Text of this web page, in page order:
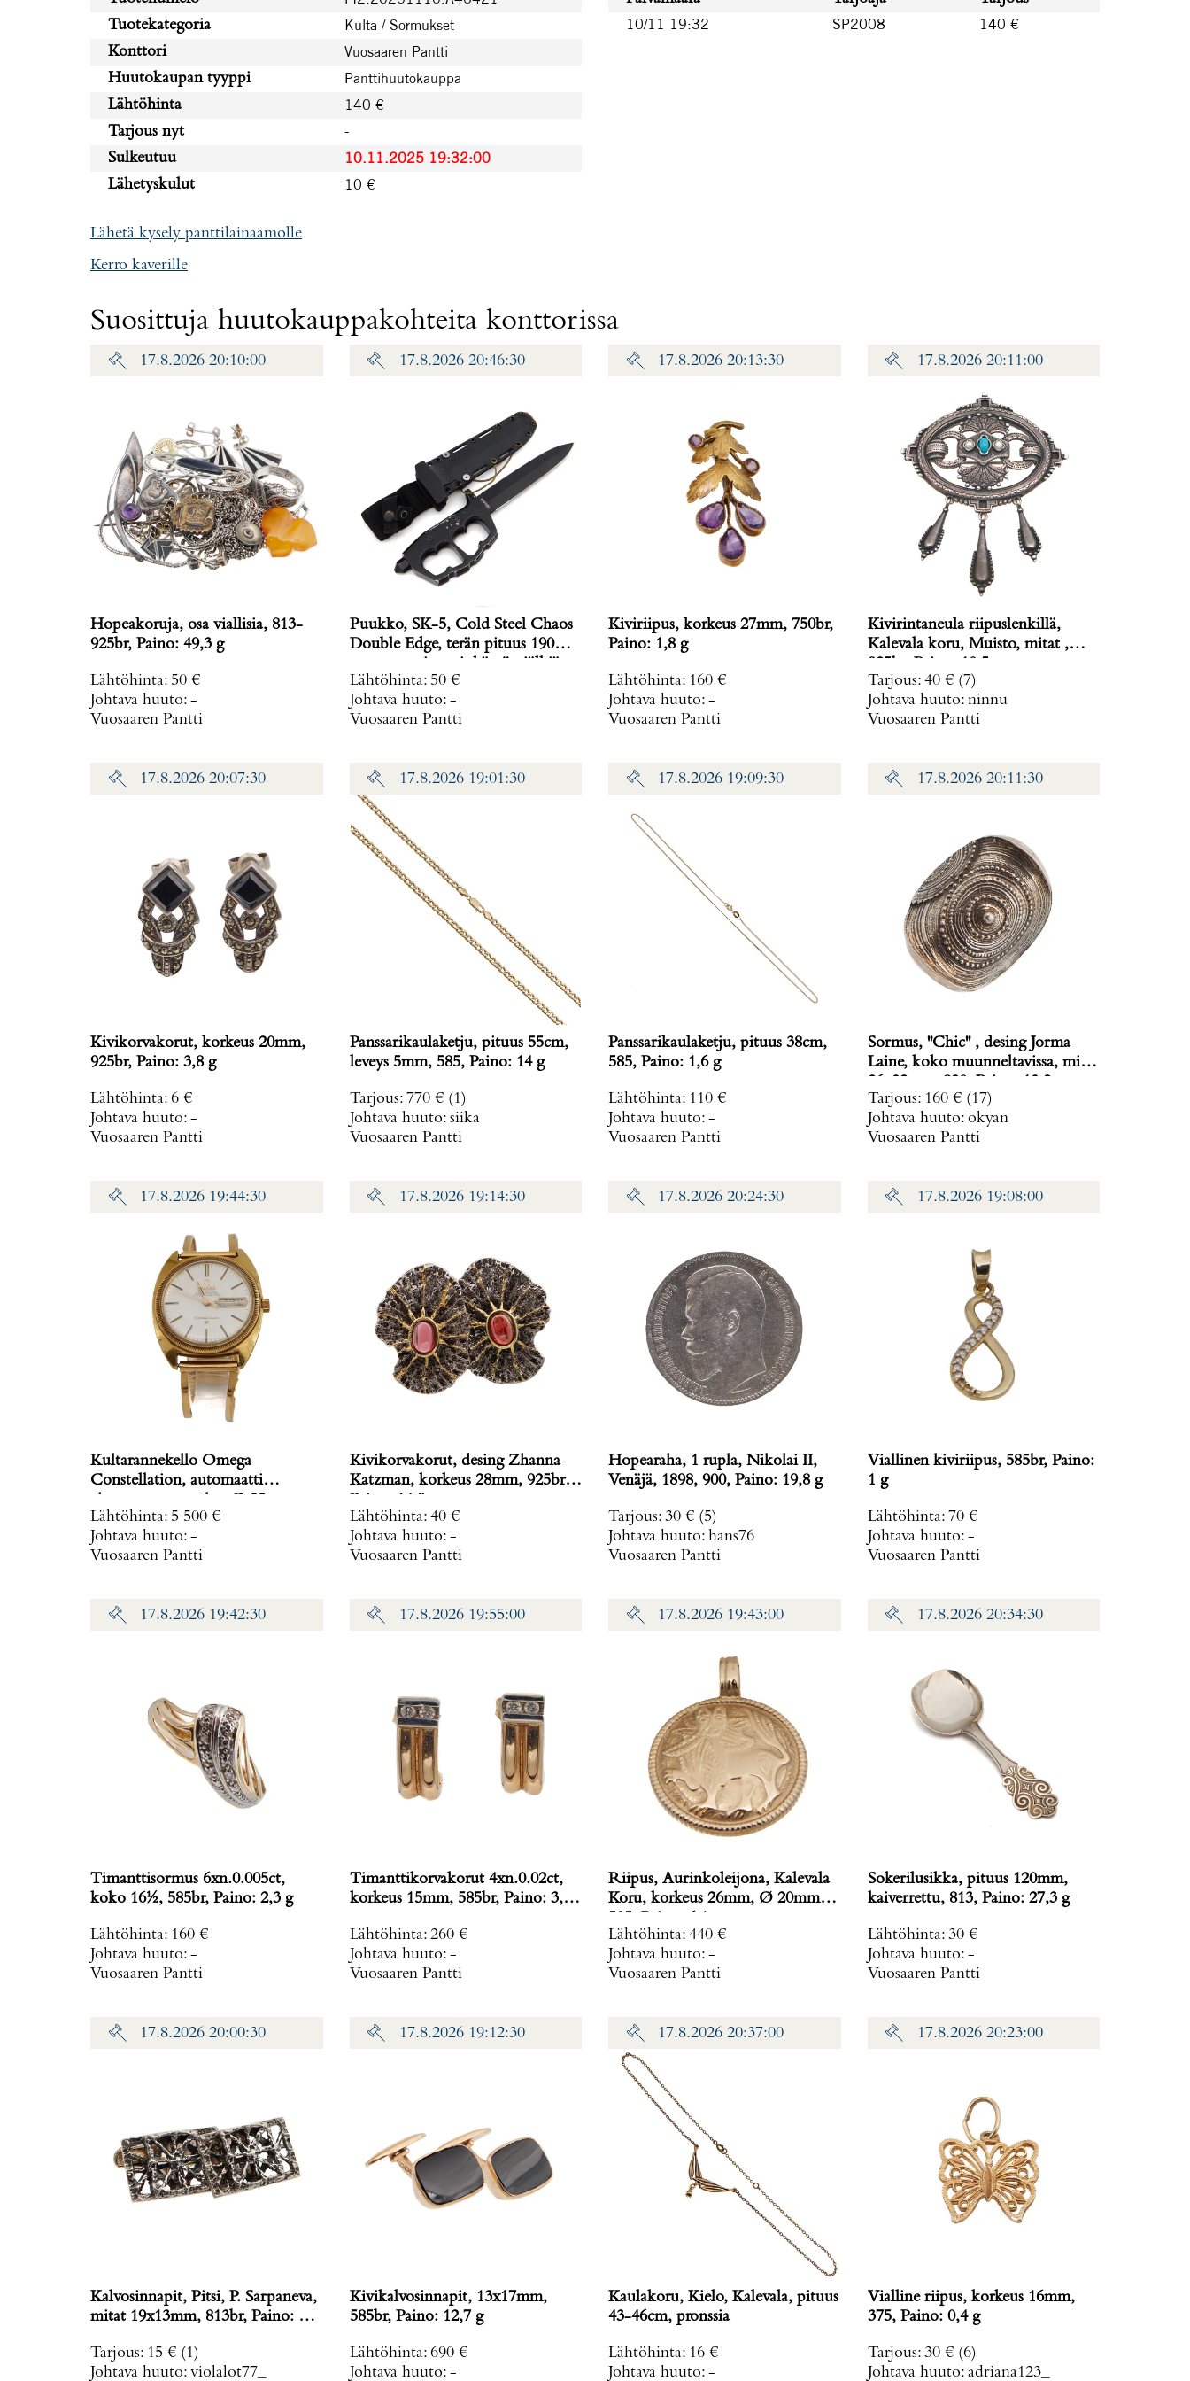
Tuotekategoria Kulta / Sormukset
Konttori Vuosaaren Pantti
Huutokaupan tyyppi Panttihuutokauppa
Lähtöhinta 140 €
Tarjous nyt -
Sulkeutuu 10.11.2025 19:32:00
Lähetyskulut 10 €
Lähetä kysely panttilainaamolle
Kerro kaverille
10/11 19:32 SP2008 140 €
Suosittuja huutokauppakohteita konttorissa
17.8.2026 20:10:00
Hopeakoruja, osa viallisia, 813-
925br, Paino: 49,3 g
Lähtöhinta: 50 €
Johtava huuto: -
Vuosaaren Pantti
17.8.2026 20:46:30
Puukko, SK-5, Cold Steel Chaos
Double Edge, terän pituus 190
Lähtöhinta: 50 €
Johtava huuto: -
Vuosaaren Pantti
17.8.2026 20:13:30
Kiviriipus, korkeus 27mm, 750br,
Paino: 1,8 g
Lähtöhinta: 160 €
Johtava huuto: -
Vuosaaren Pantti
17.8.2026 20:11:00
Kivirintaneula riipuslenkillä,
Kalevala koru, Muisto, mitat ,
Tarjous: 40 € (7)
Johtava huuto: ninnu
Vuosaaren Pantti
17.8.2026 20:07:30
Kivikorvakorut, korkeus 20mm,
925br, Paino: 3,8 g
Lähtöhinta: 6 €
Johtava huuto: -
Vuosaaren Pantti
17.8.2026 19:01:30
Panssarikaulaketju, pituus 55cm,
leveys 5mm, 585, Paino: 14 g
Tarjous: 770 € (1)
Johtava huuto: siika
Vuosaaren Pantti
17.8.2026 19:09:30
Panssarikaulaketju, pituus 38cm,
585, Paino: 1,6 g
Lähtöhinta: 110 €
Johtava huuto: -
Vuosaaren Pantti
17.8.2026 20:11:30
Sormus, ''Chic'' , desing Jorma
Laine, koko muunneltavissa, mitat
Tarjous: 160 € (17)
Johtava huuto: okyan
Vuosaaren Pantti
17.8.2026 19:44:30
Kultarannekello Omega
Constellation, automaatti
rannekkeen Ø 58-62cm, käytön
jälkiä ja lasissa naarmuja, 750br,
Paino: 71,2 g
Lähtöhinta: 5 500 €
Johtava huuto: -
Vuosaaren Pantti
17.8.2026 19:14:30
Kivikorvakorut, desing Zhanna
Katzman, korkeus 28mm, 925br,
Lähtöhinta: 40 €
Johtava huuto: -
Vuosaaren Pantti
17.8.2026 20:24:30
Hopearaha, 1 rupla, Nikolai II,
Venäjä, 1898, 900, Paino: 19,8 g
Tarjous: 30 € (5)
Johtava huuto: hans76
Vuosaaren Pantti
17.8.2026 19:08:00
Viallinen kiviriipus, 585br, Paino:
1 g
Lähtöhinta: 70 €
Johtava huuto: -
Vuosaaren Pantti
17.8.2026 19:42:30
Timanttisormus 6xn.0.005ct,
koko 16½, 585br, Paino: 2,3 g
Lähtöhinta: 160 €
Johtava huuto: -
Vuosaaren Pantti
17.8.2026 19:55:00
Timanttikorvakorut 4xn.0.02ct,
korkeus 15mm, 585br, Paino: 3,7
Lähtöhinta: 260 €
Johtava huuto: -
Vuosaaren Pantti
17.8.2026 19:43:00
Riipus, Aurinkoleijona, Kalevala
Koru, korkeus 26mm, Ø 20mm,
Lähtöhinta: 440 €
Johtava huuto: -
Vuosaaren Pantti
17.8.2026 20:34:30
Sokerilusikka, pituus 120mm,
kaiverrettu, 813, Paino: 27,3 g
Lähtöhinta: 30 €
Johtava huuto: -
Vuosaaren Pantti
17.8.2026 20:00:30
Kalvosinnapit, Pitsi, P. Sarpaneva,
mitat 19x13mm, 813br, Paino: 8,7
Tarjous: 15 € (1)
Johtava huuto: violalot77_
17.8.2026 19:12:30
Kivikalvosinnapit, 13x17mm,
585br, Paino: 12,7 g
Lähtöhinta: 690 €
Johtava huuto: -
17.8.2026 20:37:00
Kaulakoru, Kielo, Kalevala, pituus
43-46cm, pronssia
Lähtöhinta: 16 €
Johtava huuto: -
17.8.2026 20:23:00
Vialline riipus, korkeus 16mm,
375, Paino: 0,4 g
Tarjous: 30 € (6)
Johtava huuto: adriana123_